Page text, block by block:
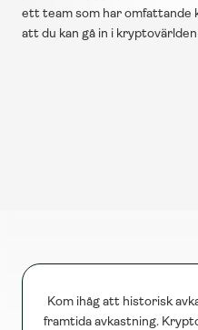
ett team som har omfattande
att du kan gå in i
Kom ihåg att historisk
framtida avkastning.